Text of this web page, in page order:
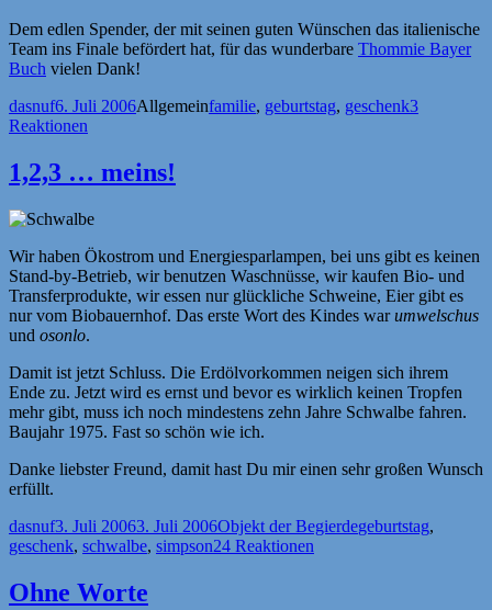
Dem edlen Spender, der mit seinen guten Wünschen das italienische
Team ins Finale befördert hat, für das wunderbare Thommie Bayer
Buch vielen Dank!
Autor
dasnufVeröffentlicht
am
6. Juli 2006Kategorien
AllgemeinSchlagwörter
familie, geburtstag, geschenk3
Reaktionen
1,2,3 … meins!
Wir haben Ökostrom und Energiesparlampen, bei uns gibt es keinen
Stand-by-Betrieb, wir benutzen Waschnüsse, wir kaufen Bio- und
Transferprodukte, wir essen nur glückliche Schweine, Eier gibt es
nur vom Biobauernhof. Das erste Wort des Kindes warumwelschus
und osonlo.
Damit ist jetzt Schluss. Die Erdölvorkommen neigen sich ihrem
Ende zu. Jetzt wird es ernst und bevor es wirklich keinen Tropfen
mehr gibt, muss ich noch mindestens zehn Jahre Schwalbe fahren.
Baujahr 1975. Fast so schön wie ich.
Danke liebster Freund, damit hast Du mir einen sehr großen Wunsch
erfüllt.
Autor
dasnufVeröffentlicht
am
3. Juli 20063. Juli 2006Kategorien
Objekt der BegierdeSchlagwörter
geburtstag,
geschenk, schwalbe, simpson24 Reaktionen
Ohne Worte